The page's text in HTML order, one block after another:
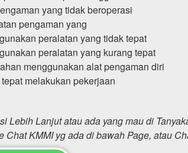
yang tidak beroperasi
pengaman yang
peralatan yang tidak tepat
peralatan yang kurang tepat
menggunakan alat pengaman diri
melakukan pekerjaan
Lebih Lanjut atau ada yang mau di
Chat KMMI yg ada di bawah Page, atau